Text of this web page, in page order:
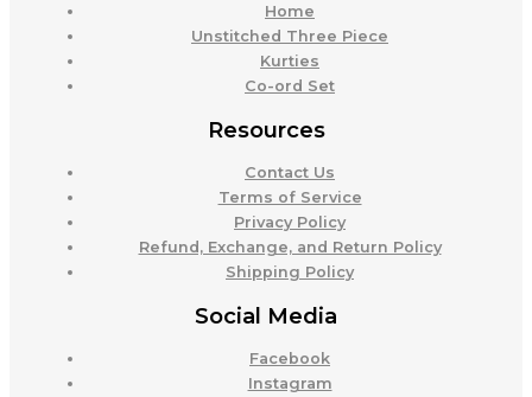
Home
Unstitched Three Piece
Kurties
Co-ord Set
Resources
Contact Us
Terms of Service
Privacy Policy
Refund, Exchange, and Return Policy
Shipping Policy
Social Media
Facebook
Instagram